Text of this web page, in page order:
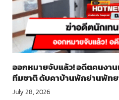
ออกหมายจับแล้ว! อดีตคนงา
ทีมชาติ ดับคาบ้านพักย่านพัท
July 28, 2026